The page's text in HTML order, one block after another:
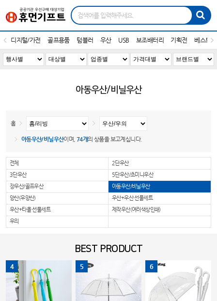
디지털/가전 골프용품 텀블러 우산 USB 보조배터리 기획전 베스트
아동우산/비닐우산
홈
아동우산/비닐우산이며,74개의 상품을 보고계십니다.
전체
2단우산
3단우산
5단우산/초미니우산
장우산/골프우산
아동우산/비닐우산
양산(우양산)
우산+우산 선물세트
우산+타올 선물세트
제작우산(여러색상인쇄)
우의
BEST PRODUCT
4 5 6